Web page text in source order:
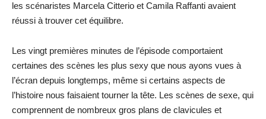
les scénaristes Marcela Citterio et Camila Raffanti avaient
réussi à trouver cet équilibre.
Les vingt premières minutes de l’épisode comportaient
certaines des scènes les plus sexy que nous ayons vues à
l’écran depuis longtemps, même si certains aspects de
l’histoire nous faisaient tourner la tête. Les scènes de sexe, qui
comprennent de nombreux gros plans de clavicules et